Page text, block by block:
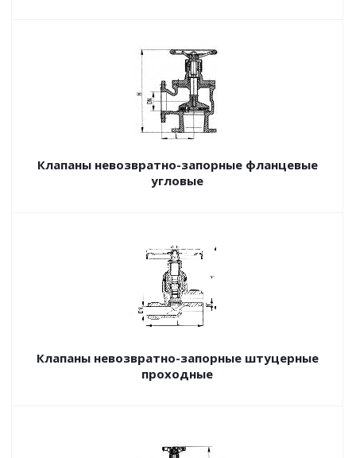
Клапаны невозвратно-запорные фланцевые
угловые
Клапаны невозвратно-запорные штуцерные
проходные